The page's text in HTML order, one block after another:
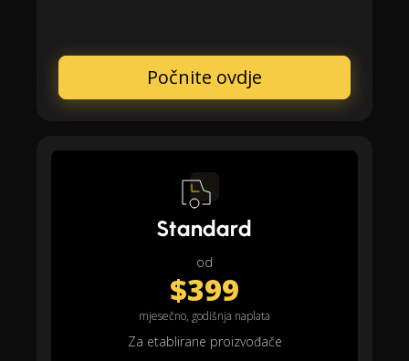
Počnite ovdje
Standard
od
$399
mjesečno, godišnja naplata
Za etablirane proizvođače